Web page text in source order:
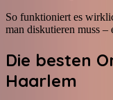
So funktioniert es
man diskutieren muss –
Die besten
Haarlem